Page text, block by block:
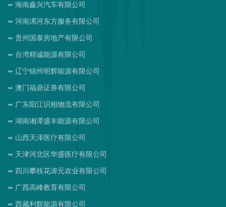
海南鑫兴汽车有限公司
河南漯河东方服务有限公司
贵州国泰房地产有限公司
台湾精诚能源有限公司
辽宁锦州明辉能源有限公司
澳门福鼎证券有限公司
广东阳江识相物流有限公司
湖南湘潭盛丰能源有限公司
山西天泽医疗有限公司
天津河北区华盛医疗有限公司
四川攀枝花涛元农业有限公司
广西高峰教育有限公司
西藏利辉能源有限公司